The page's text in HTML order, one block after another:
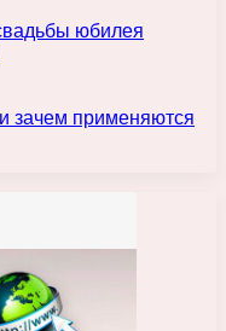
юбилея
зачем применяются